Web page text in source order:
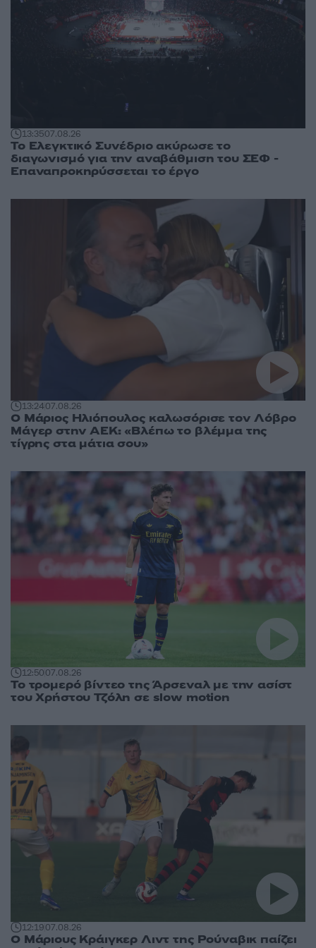
13:3507.08.26
Το Ελεγκτικό Συνέδριο ακύρωσε το
διαγωνισμό για την αναβάθμιση του ΣΕΦ -
Επαναπροκηρύσσεται το έργο
13:2407.08.26
Ο Μάριος Ηλιόπουλος καλωσόρισε τον Λόβρο
Μάγερ στην ΑΕΚ: «Βλέπω το βλέμμα της
τίγρης στα μάτια σου»
12:5007.08.26
Το τρομερό βίντεο της Άρσεναλ με την ασίστ
του Χρήστου Τζόλη σε slow motion
12:1907.08.26
Ο Μάριους Κράιγκερ Λιντ της Ρούναβικ παίζει